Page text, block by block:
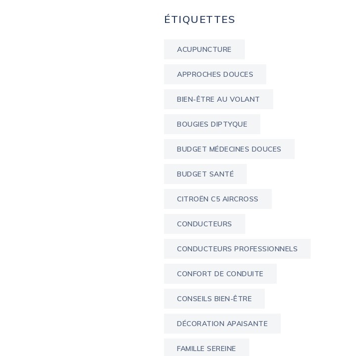
ÉTIQUETTES
ACUPUNCTURE
APPROCHES DOUCES
BIEN-ÊTRE AU VOLANT
BOUGIES DIPTYQUE
BUDGET MÉDECINES DOUCES
BUDGET SANTÉ
CITROËN C5 AIRCROSS
CONDUCTEURS
CONDUCTEURS PROFESSIONNELS
CONFORT DE CONDUITE
CONSEILS BIEN-ÊTRE
DÉCORATION APAISANTE
FAMILLE SEREINE